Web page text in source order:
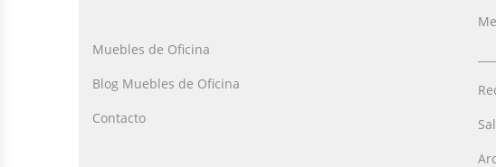
Muebles de Oficina
Blog Muebles de Oficina
Contacto